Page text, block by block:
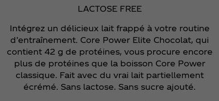
LACTOSE FREE
Intégrez un délicieux lait frappé à votre routine
d’entraînement. Core Power Elite Chocolat, qui
contient 42 g de protéines, vous procure encore
plus de protéines que la boisson Core Power
classique. Fait avec du vrai lait partiellement
écrémé. Sans lactose. Sans sucre ajouté.